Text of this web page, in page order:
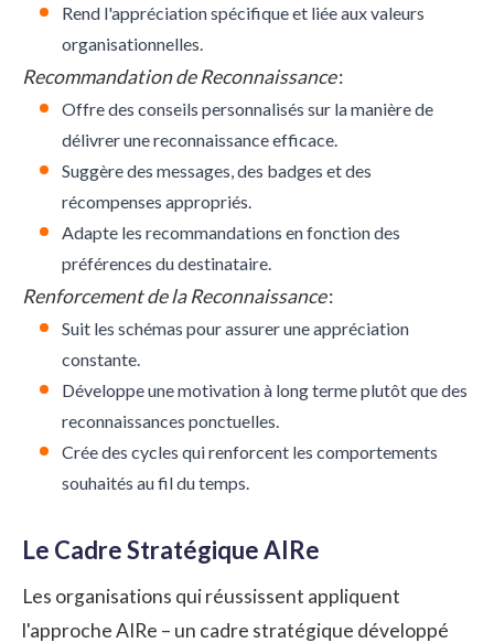
Rend l'appréciation spécifique et liée aux valeurs
organisationnelles.
Recommandation de Reconnaissance:
Offre des conseils personnalisés sur la manière de
délivrer une reconnaissance efficace.
Suggère des messages, des badges et des
récompenses appropriés.
Adapte les recommandations en fonction des
préférences du destinataire.
Renforcement de la Reconnaissance:
Suit les schémas pour assurer une appréciation
constante.
Développe une motivation à long terme plutôt que des
reconnaissances ponctuelles.
Crée des cycles qui renforcent les comportements
souhaités au fil du temps.
Le Cadre Stratégique AIRe
Les organisations qui réussissent appliquent
l'approche AIRe – un cadre stratégique développé